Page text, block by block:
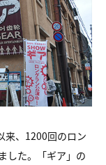
来、1200回のロン
した。「ギア」の